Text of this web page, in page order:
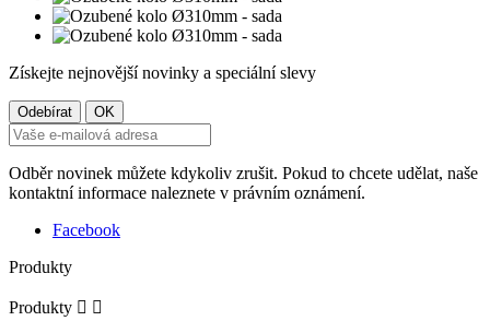
Získejte nejnovější novinky a speciální slevy
Odběr novinek můžete kdykoliv zrušit. Pokud to chcete udělat, naše
kontaktní informace naleznete v právním oznámení.
Facebook
Produkty
Produkty  